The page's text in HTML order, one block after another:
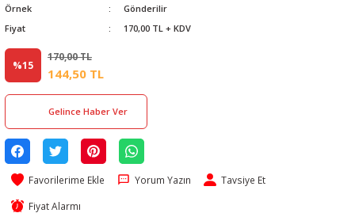
Örnek
Gönderilir
Fiyat
170,00 TL + KDV
%15
170,00 TL
144,50 TL
Gelince Haber Ver
Yorum Yazın Tavsiye Et
Fiyat Alarmı